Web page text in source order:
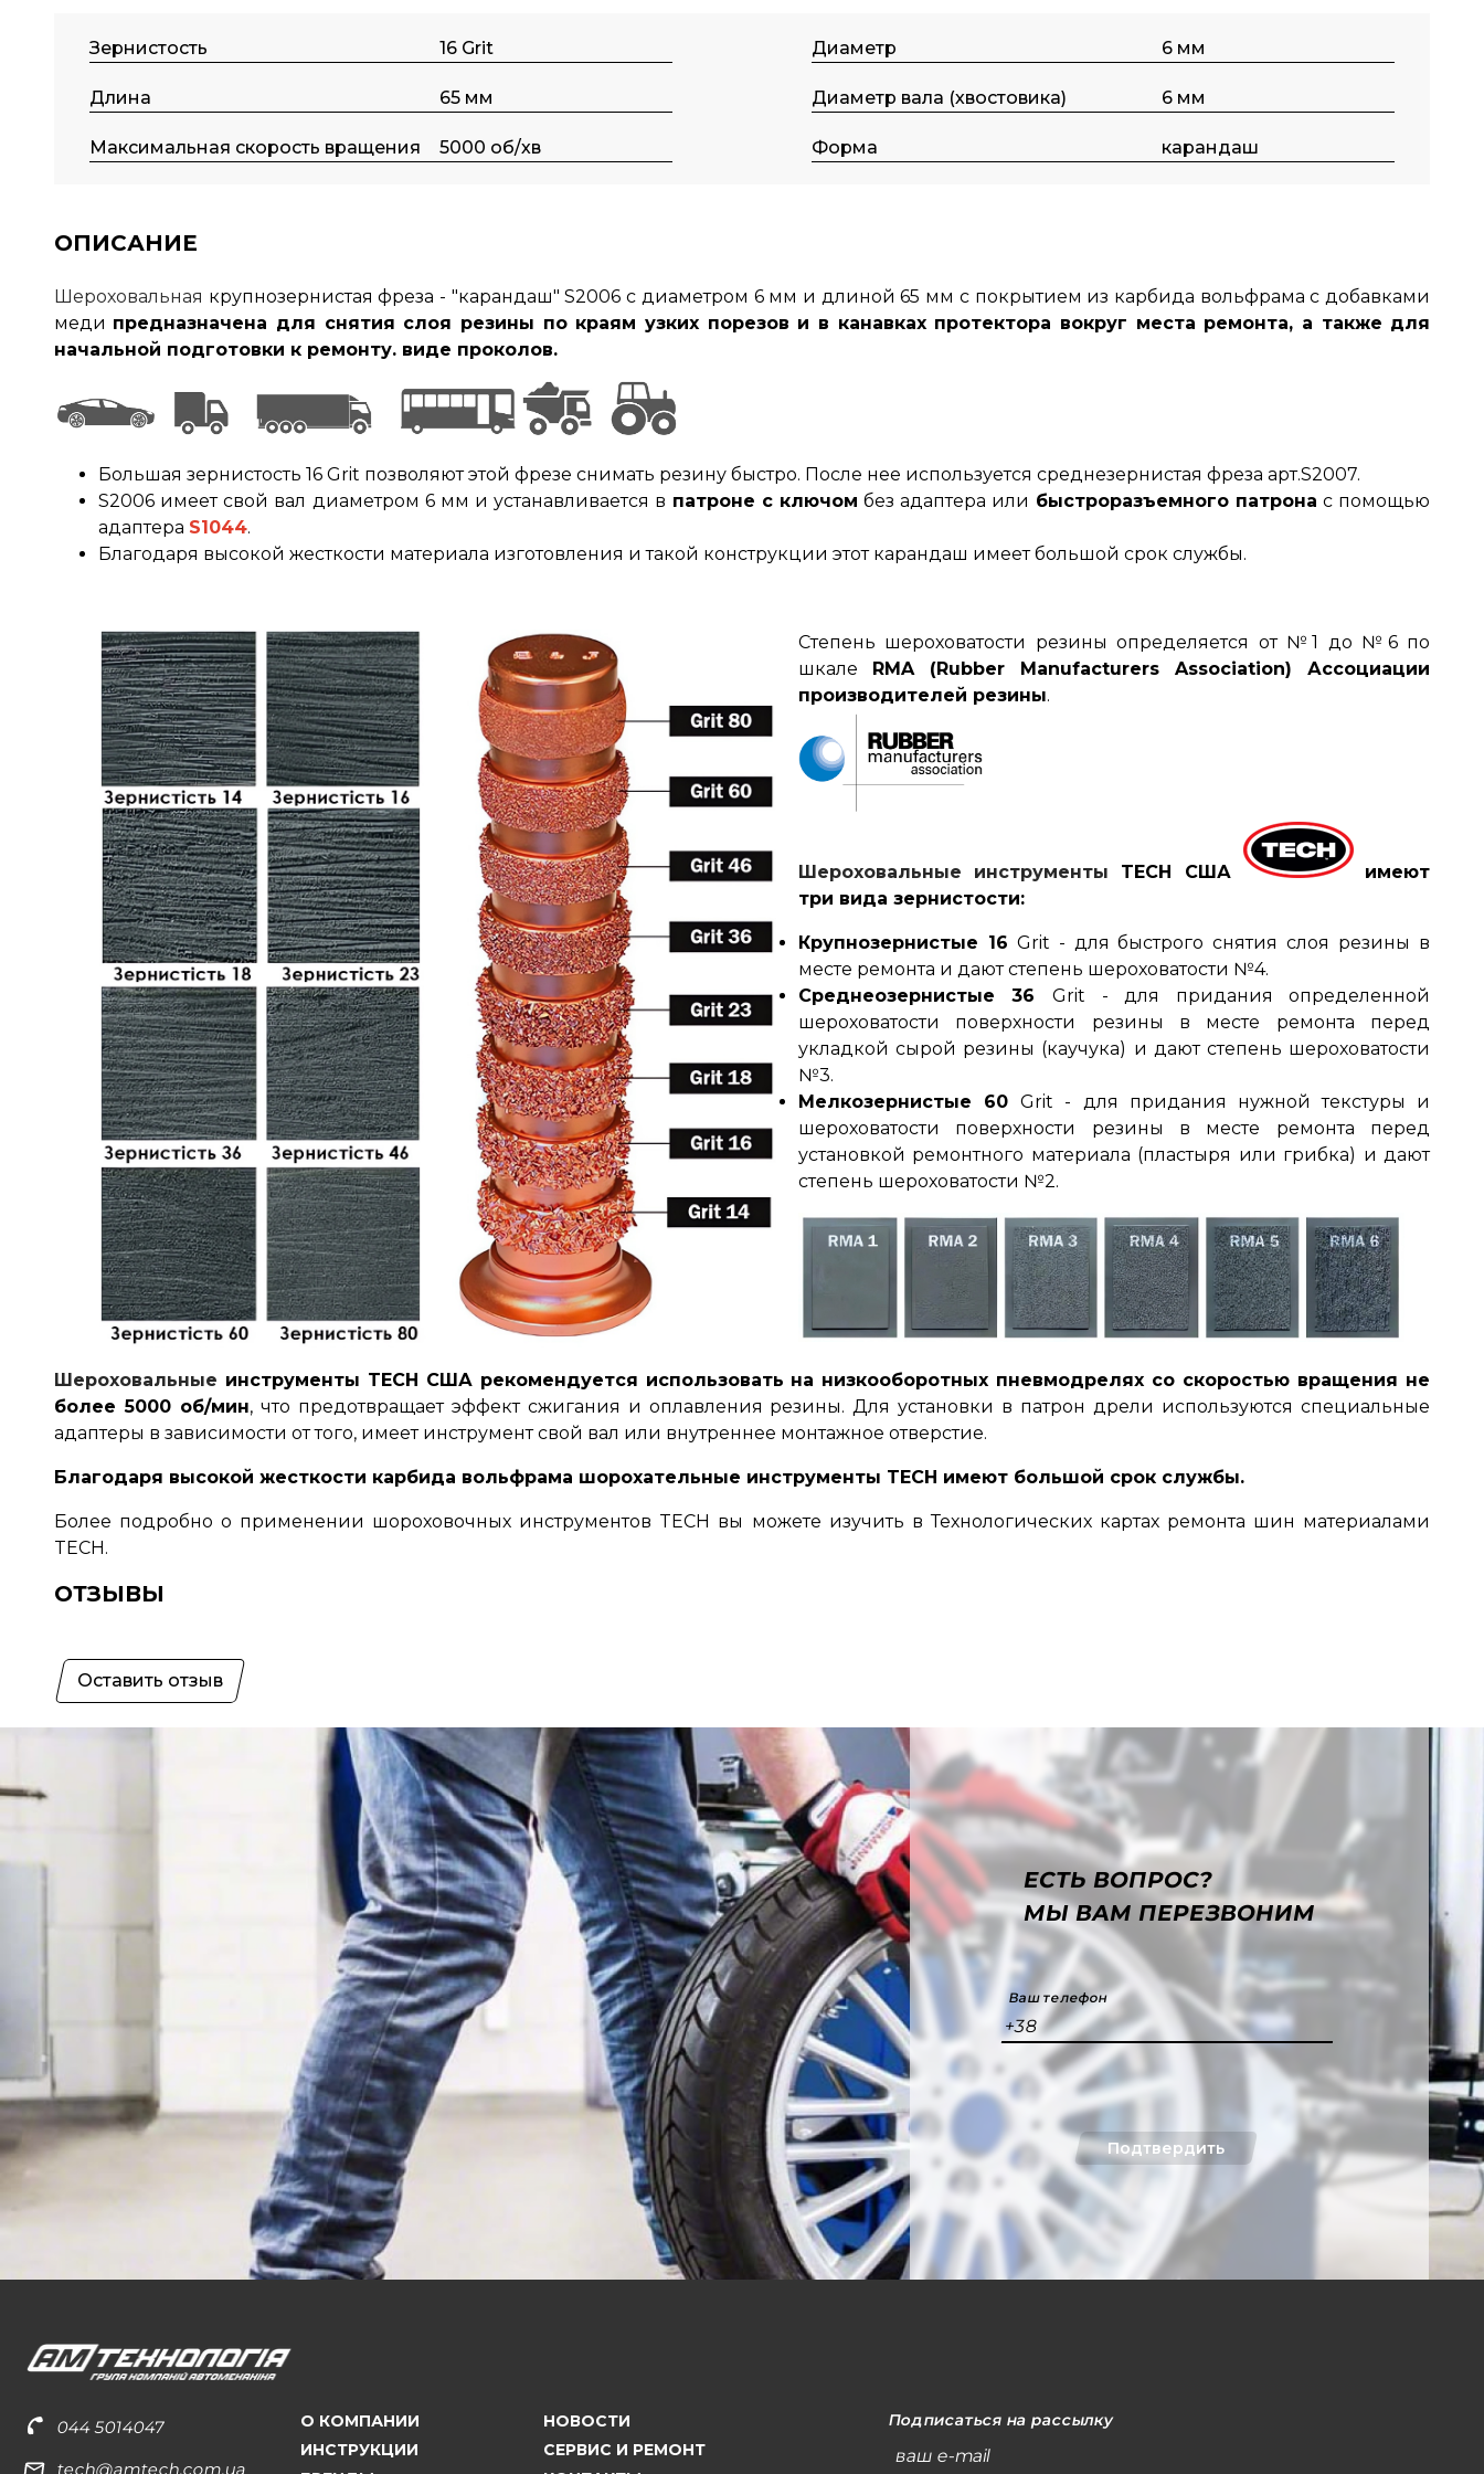
Зернистость 16 Grit Диаметр 6 мм
Длина 65 мм Диаметр вала (хвостовика) 6 мм
Максимальная скорость вращения 5000 об/хв Форма карандаш
ОПИСАНИЕ
Шероховальная крупнозернистая фреза - "карандаш" S2006 с диаметром 6 мм и длиной 65 мм с покрытием из карбида вольфрама с добавками
меди предназначена для снятия слоя резины по краям узких порезов и в канавках протектора вокруг места ремонта, а также для
начальной подготовки к ремонту. виде проколов.
Большая зернистость 16 Grit позволяют этой фрезе снимать резину быстро. После нее используется среднезернистая фреза арт.S2007.
S2006 имеет свой вал диаметром 6 мм и устанавливается в патроне с ключом без адаптера или быстроразъемного патрона с помощью
адаптера S1044.
Благодаря высокой жесткости материала изготовления и такой конструкции этот карандаш имеет большой срок службы.
Степень шероховатости резины определяется от №1 до №6 по
шкале RMA (Rubber Manufacturers Association) Ассоциации
производителей резины.
Шероховальные инструменты TECH США
имеют
три вида зернистости:
Крупнозернистые 16 Grit - для быстрого снятия слоя резины в
месте ремонта и дают степень шероховатости №4.
Среднеозернистые 36 Grit - для придания определенной
шероховатости поверхности резины в месте ремонта перед
укладкой сырой резины (каучука) и дают степень шероховатости
№3.
Мелкозернистые 60Grit - для придания нужной текстуры и
шероховатости поверхности резины в месте ремонта перед
установкой ремонтного материала (пластыря или грибка) и дают
степень шероховатости №2.
Шероховальные инструменты TECH США рекомендуется использовать на низкооборотных пневмодрелях со скоростью вращения не
более 5000 об/мин, что предотвращает эффект сжигания и оплавления резины. Для установки в патрон дрели используются специальные
адаптеры в зависимости от того, имеет инструмент свой вал или внутреннее монтажное отверстие.
Благодаря высокой жесткости карбида вольфрама шорохательные инструменты TECH имеют большой срок службы.
Более подробно о применении шороховочных инструментов TECH вы можете изучить в Технологических картах ремонта шин материалами
TECH.
ОТЗЫВЫ
Оставить отзыв
ЕСТЬ ВОПРОС?
МЫ ВАМ ПЕРЕЗВОНИМ
Ваш телефон
+38
Подтвердить
044 5014047
tech@amtech.com.ua
О КОМПАНИИ
ИНСТРУКЦИИ
НОВОСТИ
СЕРВИС И РЕМОНТ
Подписаться на рассылку
ваш e-mail